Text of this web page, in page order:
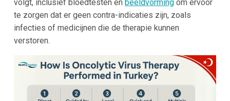
volgt, inclusief bloedtesten en beeldvormingom ervoor
te zorgen dat er geen contra-indicaties zijn, zoals
infecties of medicijnen die de therapie kunnen
verstoren.